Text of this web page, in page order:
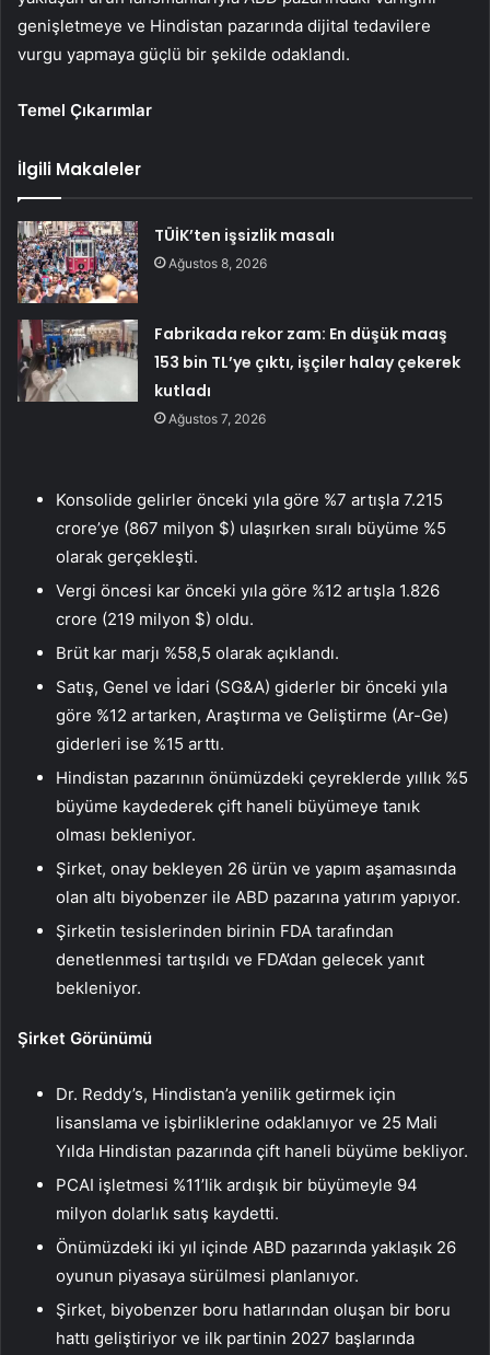
genişletmeye ve Hindistan pazarında dijital tedavilere
vurgu yapmaya güçlü bir şekilde odaklandı.
Temel Çıkarımlar
İlgili Makaleler
TÜİK’ten işsizlik masalı
Ağustos 8, 2026
Fabrikada rekor zam: En düşük maaş
153 bin TL’ye çıktı, işçiler halay çekerek
kutladı
Ağustos 7, 2026
Konsolide gelirler önceki yıla göre %7 artışla 7.215
crore’ye (867 milyon $) ulaşırken sıralı büyüme %5
olarak gerçekleşti.
Vergi öncesi kar önceki yıla göre %12 artışla 1.826
crore (219 milyon $) oldu.
Brüt kar marjı %58,5 olarak açıklandı.
Satış, Genel ve İdari (SG&A) giderler bir önceki yıla
göre %12 artarken, Araştırma ve Geliştirme (Ar-Ge)
giderleri ise %15 arttı.
Hindistan pazarının önümüzdeki çeyreklerde yıllık %5
büyüme kaydederek çift haneli büyümeye tanık
olması bekleniyor.
Şirket, onay bekleyen 26 ürün ve yapım aşamasında
olan altı biyobenzer ile ABD pazarına yatırım yapıyor.
Şirketin tesislerinden birinin FDA tarafından
denetlenmesi tartışıldı ve FDA’dan gelecek yanıt
bekleniyor.
Şirket Görünümü
Dr. Reddy’s, Hindistan’a yenilik getirmek için
lisanslama ve işbirliklerine odaklanıyor ve 25 Mali
Yılda Hindistan pazarında çift haneli büyüme bekliyor.
PCAI işletmesi %11’lik ardışık bir büyümeyle 94
milyon dolarlık satış kaydetti.
Önümüzdeki iki yıl içinde ABD pazarında yaklaşık 26
oyunun piyasaya sürülmesi planlanıyor.
Şirket, biyobenzer boru hatlarından oluşan bir boru
hattı geliştiriyor ve ilk partinin 2027 başlarında